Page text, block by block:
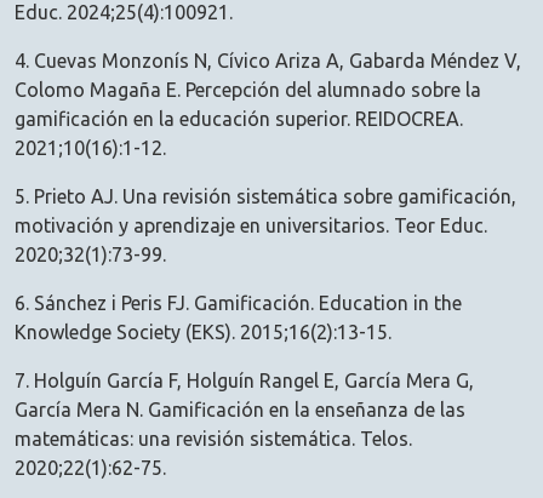
Educ. 2024;25(4):100921.
4. Cuevas Monzonís N, Cívico Ariza A, Gabarda Méndez V,
Colomo Magaña E. Percepción del alumnado sobre la
gamificación en la educación superior. REIDOCREA.
2021;10(16):1-12.
5. Prieto AJ. Una revisión sistemática sobre gamificación,
motivación y aprendizaje en universitarios. Teor Educ.
2020;32(1):73-99.
6. Sánchez i Peris FJ. Gamificación. Education in the
Knowledge Society (EKS). 2015;16(2):13-15.
7. Holguín García F, Holguín Rangel E, García Mera G,
García Mera N. Gamificación en la enseñanza de las
matemáticas: una revisión sistemática. Telos.
2020;22(1):62-75.